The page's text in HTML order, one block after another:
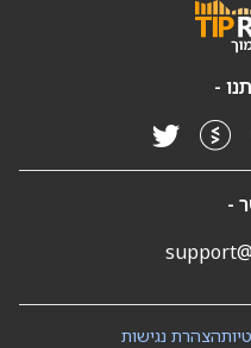
-
-
הצהרת נגישות